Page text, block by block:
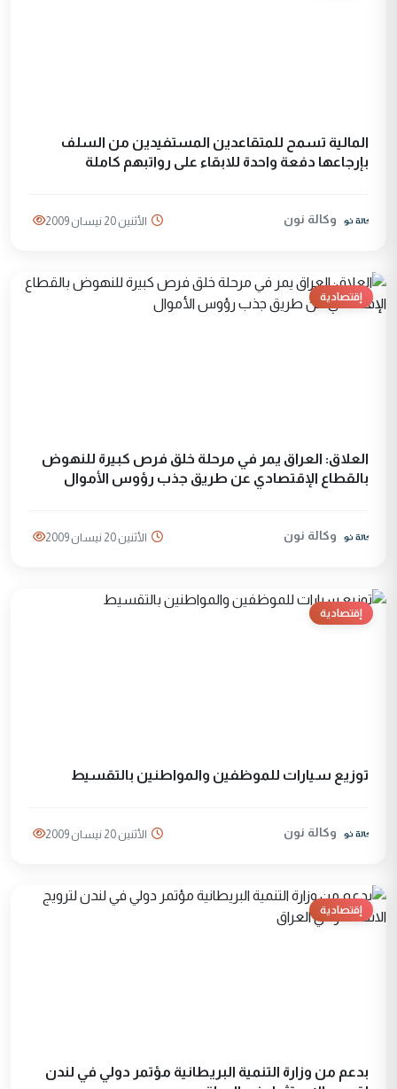
المالية تسمح للمتقاعدين المستفيدين من السلف
بإرجاعها دفعة واحدة للابقاء على رواتبهم كاملة
وكالة نون الأثنين 20 نيسان 2009
إقتصادية
العلاق: العراق يمر في مرحلة خلق فرص كبيرة للنهوض
بالقطاع الإقتصادي عن طريق جذب رؤوس الأموال
وكالة نون الأثنين 20 نيسان 2009
إقتصادية
توزيع سيارات للموظفين والمواطنين بالتقسيط
وكالة نون الأثنين 20 نيسان 2009
إقتصادية
بدعم من وزارة التنمية البريطانية مؤتمر دولي في لندن